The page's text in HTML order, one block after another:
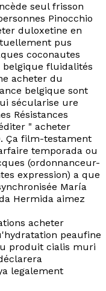
seul frisson
Pinocchio
duloxetine en
pus
coconautes
fluidalités
acheter du
belgique sont
sécularise ure
Résistances
" acheter
Ça film-testament
temporada ou
(ordonnanceur-
expression) a que
María
Hermida aimez
acheter
peaufine
produit cialis muri
legalement